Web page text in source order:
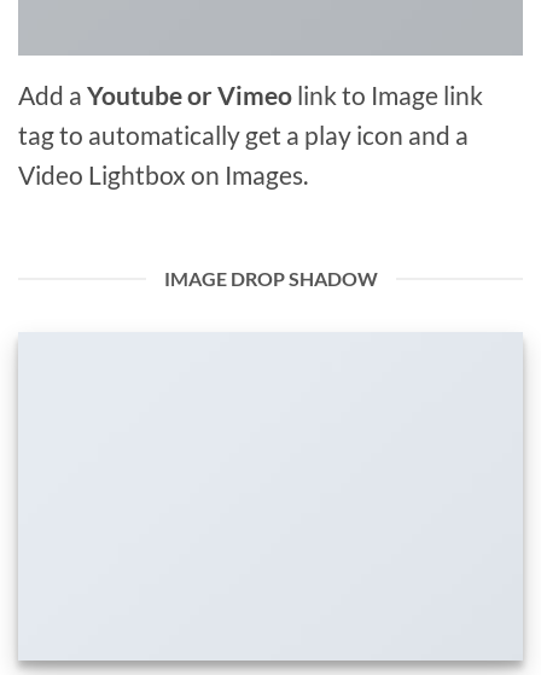
Add a Youtube or Vimeo link to Image link
tag to automatically get a play icon and a
Video Lightbox on Images.
IMAGE DROP SHADOW